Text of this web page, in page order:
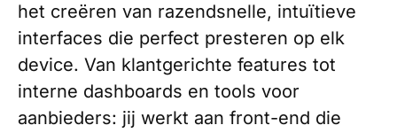
het creëren van razendsnelle, intuïtieve
interfaces die perfect presteren op elk
device. Van klantgerichte features tot
interne dashboards en tools voor
aanbieders: jij werkt aan front-end die